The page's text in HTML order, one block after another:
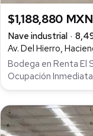
$1,188,880 MXN
Nave industrial
Av. Del Hierro,
Bodega en Renta El
Ocupación Inmediata